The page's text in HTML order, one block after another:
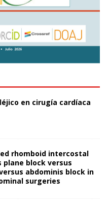
en cirugía cardíaca
rhomboid intercostal
plane block versus
abdominis block in
surgeries